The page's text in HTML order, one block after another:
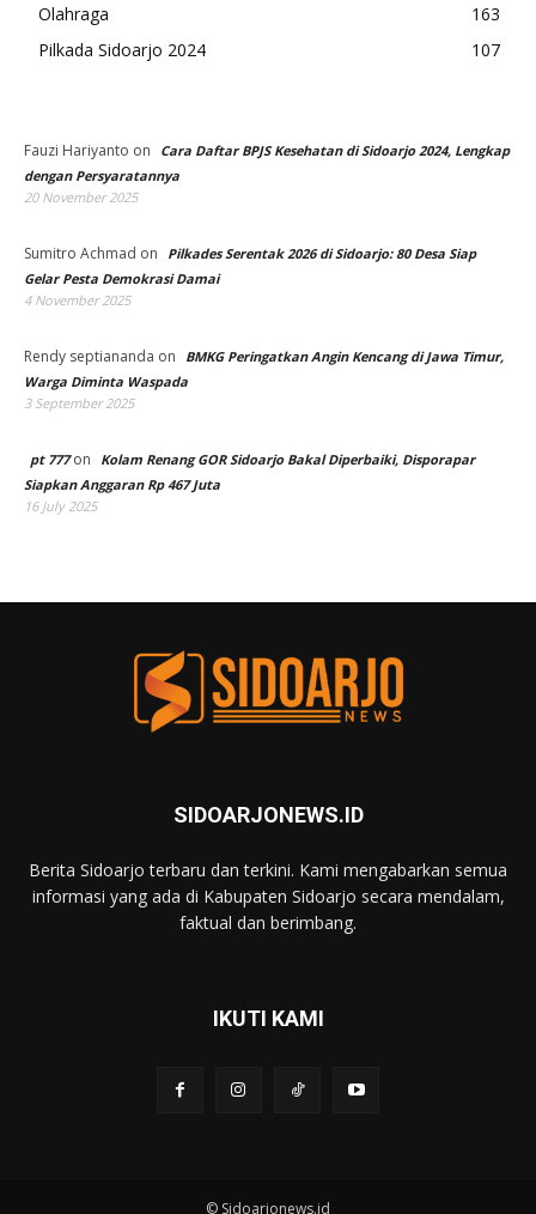
Olahraga
163
Pilkada Sidoarjo 2024
107
Fauzi Hariyanto on
Cara Daftar BPJS Kesehatan di Sidoarjo 2024, Lengkap
dengan Persyaratannya
20 November 2025
Sumitro Achmad on
Pilkades Serentak 2026 di Sidoarjo: 80 Desa Siap
Gelar Pesta Demokrasi Damai
4 November 2025
Rendy septiananda on
BMKG Peringatkan Angin Kencang di Jawa Timur,
Warga Diminta Waspada
3 September 2025
pt 777on
Kolam Renang GOR Sidoarjo Bakal Diperbaiki, Disporapar
Siapkan Anggaran Rp 467 Juta
16 July 2025
SIDOARJONEWS.ID
Berita Sidoarjo terbaru dan terkini. Kami mengabarkan semua
informasi yang ada di Kabupaten Sidoarjo secara mendalam,
faktual dan berimbang.
IKUTI KAMI
© Sidoarjonews.id